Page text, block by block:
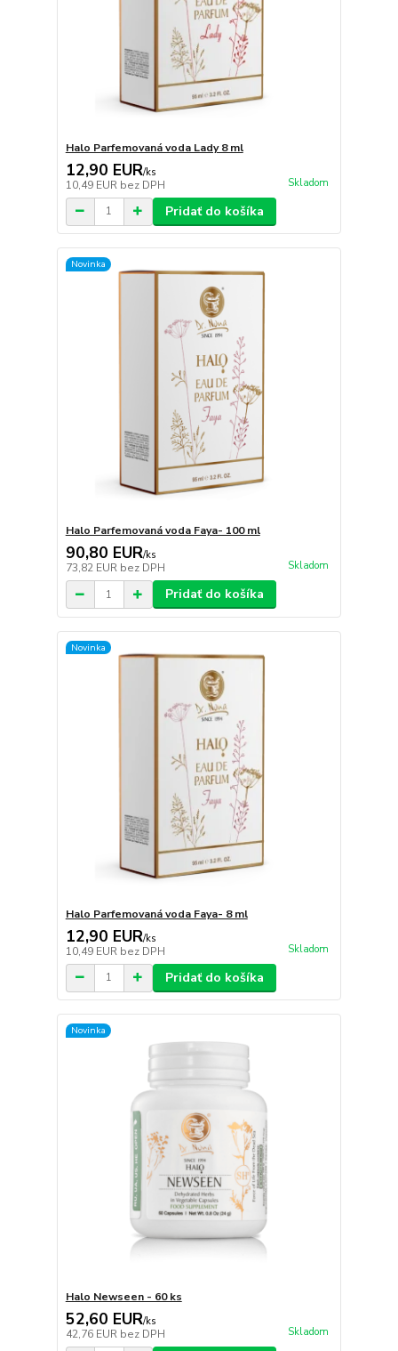
Halo Parfemovaná voda Lady 8 ml
12,90 EUR/ks
10,49 EUR bez DPH Skladom
Pridať do košíka
Novinka
Halo Parfemovaná voda Faya- 100 ml
90,80 EUR/ks
73,82 EUR bez DPH Skladom
Pridať do košíka
Novinka
Halo Parfemovaná voda Faya- 8 ml
12,90 EUR/ks
10,49 EUR bez DPH Skladom
Pridať do košíka
Novinka
Halo Newseen - 60 ks
52,60 EUR/ks
42,76 EUR bez DPH Skladom